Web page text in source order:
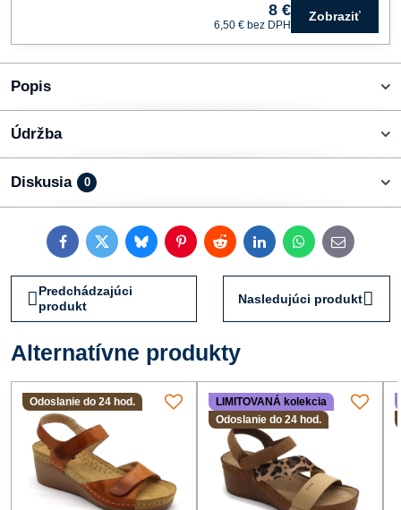
8 €
6,50 € bez DPH
Zobraziť
Popis
Údržba
Diskusia 0
FacebookTwitterBlueskyPinterestRedditLinkedInWhatsApp
E-
mail
Predchádzajúci
produkt
Nasledujúci produkt
Alternatívne produkty
Odoslanie do 24 hod.
LIMITOVANÁ kolekcia
Odoslanie do 24 hod.